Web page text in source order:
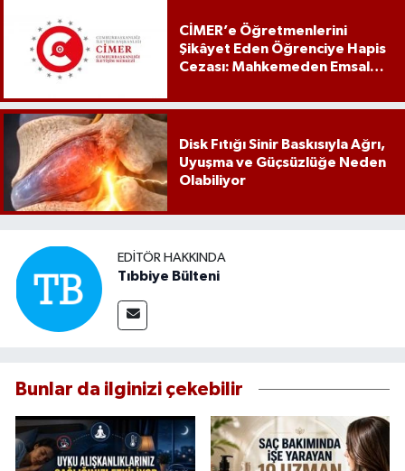
CİMER’e Öğretmenlerini
Şikâyet Eden Öğrenciye Hapis
Cezası: Mahkemeden Emsal
Disk Fıtığı Sinir Baskısıyla Ağrı,
Uyuşma ve Güçsüzlüğe Neden
Olabiliyor
EDITÖR HAKKINDA
Tıbbiye Bülteni
Bunlar da ilginizi çekebilir